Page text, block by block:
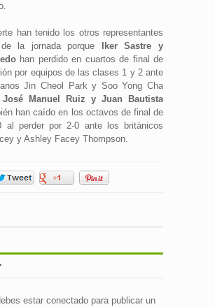
han tenido los otros representantes
la jornada porque
Iker Sastre y
han perdido en cuartos de final de
por equipos de las clases 1 y 2 ante
Jin Cheol Park y Soo Yong Cha
José Manuel Ruiz y Juan Bautista
han caído en los octavos de final de
al perder por 2-0 ante los británicos
y Ashley Facey Thompson.
estar conectado para publicar un